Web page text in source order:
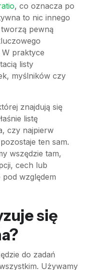
, co oznacza po
to nic innego
pewną
W praktyce
listy
myślników czy
znajdują się
listę
czy najpierw
ten sam.
wszędzie tam,
cech lub
pod względem
się
do zadań
Używamy